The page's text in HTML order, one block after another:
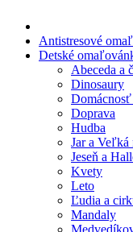
Ľudia a cirkus
Medvedíkovia a koníky
Ovocie a zelenina
Rozprávky a rozprávkové
Valentín / láska
Antistresové
Detské
Abeceda a
Dinosaury
Doprava
Hudba
Jar a Veľká
Jeseň a
Kvety
Leto
Ľudia a
Mandaly